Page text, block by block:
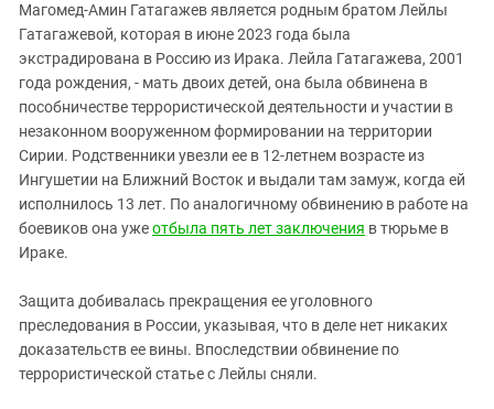
Магомед-Амин Гатагажев является родным братом Лейлы
Гатагажевой, которая в июне 2023 года была
экстрадирована в Россию из Ирака. Лейла Гатагажева, 2001
года рождения, - мать двоих детей, она была обвинена в
пособничестве террористической деятельности и участии в
незаконном вооруженном формировании на территории
Сирии. Родственники увезли ее в 12-летнем возрасте из
Ингушетии на Ближний Восток и выдали там замуж, когда ей
исполнилось 13 лет. По аналогичному обвинению в работе на
боевиков она ужеотбыла пять лет заключения в тюрьме в
Ираке.
Защита добивалась прекращения ее уголовного
преследования в России, указывая, что в деле нет никаких
доказательств ее вины. Впоследствии обвинение по
террористической статье с Лейлы сняли.